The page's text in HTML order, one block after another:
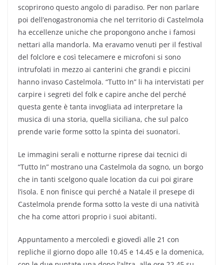
scoprirono questo angolo di paradiso. Per non parlare
poi dell’enogastronomia che nel territorio di Castelmola
ha eccellenze uniche che propongono anche i famosi
nettari alla mandorla. Ma eravamo venuti per il festival
del folclore e così telecamere e microfoni si sono
intrufolati in mezzo ai canterini che grandi e piccini
hanno invaso Castelmola. “Tutto In” li ha intervistati per
carpire i segreti del folk e capire anche del perché
questa gente è tanta invogliata ad interpretare la
musica di una storia, quella siciliana, che sul palco
prende varie forme sotto la spinta dei suonatori.
Le immagini serali e notturne riprese dai tecnici di
“Tutto In” mostrano una Castelmola da sogno, un borgo
che in tanti scelgono quale location da cui poi girare
l’isola. E non finisce qui perché a Natale il presepe di
Castelmola prende forma sotto la veste di una natività
che ha come attori proprio i suoi abitanti.
Appuntamento a mercoledì e giovedì alle 21 con
repliche il giorno dopo alle 10.45 e 14.45 e la domenica,